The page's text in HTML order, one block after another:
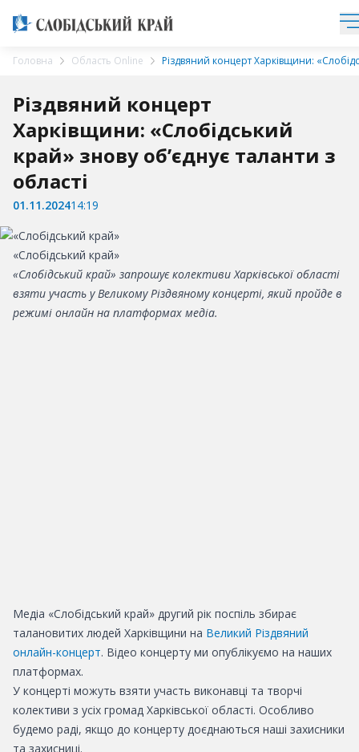
Головна Область Online Різдвяний концерт Харківщини:
Різдвяний концерт
Харківщини: «Слобідський
край» знову об’єднує таланти з
області
01.11.202414:19
«Слобідський край»
«Слобідський край» запрошує колективи Харківської області
взяти участь у Великому Різдвяному концерті, який пройде в
режимі онлайн на платформах медіа.
Медіа «Слобідський край» другий рік поспіль збирає
талановитих людей Харківщини на Великий Різдвяний
онлайн-концерт. Відео концерту ми опублікуємо на наших
платформах.
У концерті можуть взяти участь виконавці та творчі
колективи з усіх громад Харківської області. Особливо
будемо раді, якщо до концерту доєднаються наші захисники
та захисниці.